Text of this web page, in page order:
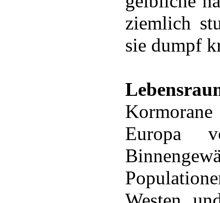
ziemlich
sie dumpf
Europa